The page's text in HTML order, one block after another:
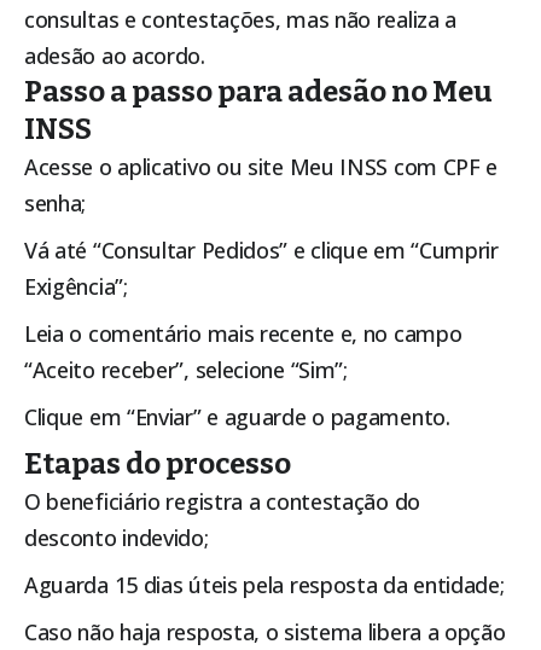
consultas e contestações, mas não realiza a
adesão ao acordo.
Passo a passo para adesão no Meu
INSS
Acesse o aplicativo ou site Meu INSS com CPF e
senha;
Vá até “Consultar Pedidos” e clique em “Cumprir
Exigência”;
Leia o comentário mais recente e, no campo
“Aceito receber”, selecione “Sim”;
Clique em “Enviar” e aguarde o pagamento.
Etapas do processo
O beneficiário registra a contestação do
desconto indevido;
Aguarda 15 dias úteis pela resposta da entidade;
Caso não haja resposta, o sistema libera a opção